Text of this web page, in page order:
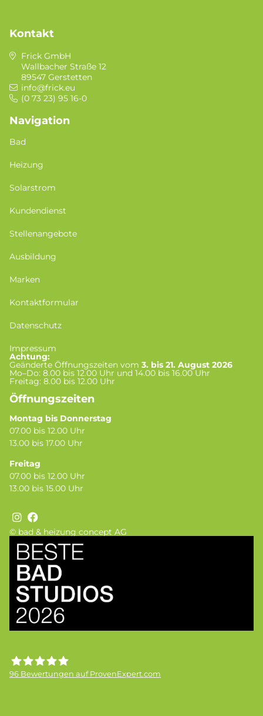
© bad & heizung concept AG
96 Bewertungen auf ProvenExpert.com
Kontakt
Frick GmbH
Wallbacher Straße 12
89547 Gerstetten
info@frick.eu
(0 73 23) 95 16-0
Navigation
Bad
Heizung
Solarstrom
Kundendienst
Stellenangebote
Ausbildung
Marken
Kontaktformular
Datenschutz
Impressum
Achtung:
Geänderte Öffnungszeiten vom 3. bis 21. August 2026
Mo–Do: 8.00 bis 12.00 Uhr und 14.00 bis 16.00 Uhr
Freitag: 8.00 bis 12.00 Uhr
Öffnungszeiten
Montag bis Donnerstag
07.00 bis 12.00 Uhr
13.00 bis 17.00 Uhr
Freitag
07.00 bis 12.00 Uhr
13.00 bis 15.00 Uhr